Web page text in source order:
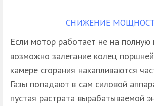
СНИЖЕНИЕ
Если мотор работает не на
возможно залегание колец
камере сгорания накапливаются
Газы попадают в сам силовой
пустая растрата вырабатываемой